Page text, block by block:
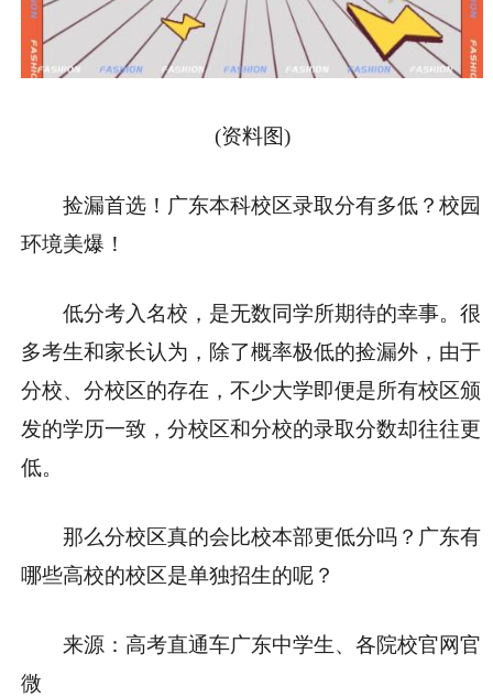
(资料图)
捡漏首选！广东本科校区录取分有多低？校园
环境美爆！
低分考入名校，是无数同学所期待的幸事。很
多考生和家长认为，除了概率极低的捡漏外，由于
分校、分校区的存在，不少大学即便是所有校区颁
发的学历一致，分校区和分校的录取分数却往往更
低。
那么分校区真的会比校本部更低分吗？广东有
哪些高校的校区是单独招生的呢？
来源：高考直通车广东中学生、各院校官网官
微